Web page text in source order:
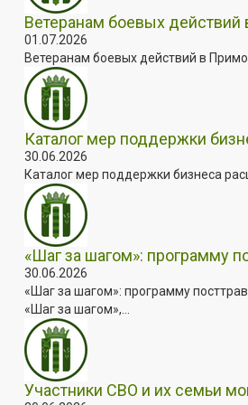
Ветеранам боевых
01.07.2026
Ветеранам боевых действий в
Каталог мер поддержки
30.06.2026
Каталог мер поддержки бизнеса
«Шаг за шагом»: программу
30.06.2026
«Шаг за шагом»: программу
«Шаг за шагом»,...
Участники СВО и их семьи